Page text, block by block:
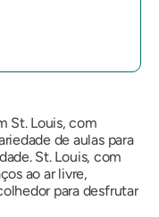
St. Louis, com
de aulas para
St. Louis, com
ao ar livre,
para desfrutar